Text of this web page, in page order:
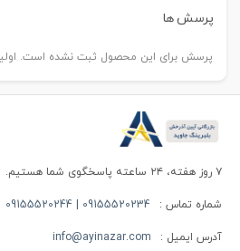
پرسش ها
پرسش برای این محصول ثبت نشده است.
۷ روز هفته، ۲۴ ساعته پاسخگوی شما هستیم.
شماره تماس : 09155520234 | 09155520244
آدرس ایمیل : info@ayinazar.com